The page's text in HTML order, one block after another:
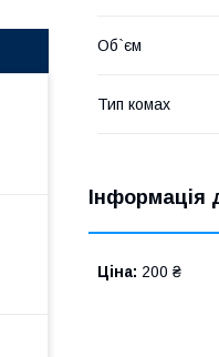
Об`єм
Тип комах
Інформація
Ціна: 200 ₴